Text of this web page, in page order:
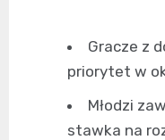
Gracze z
priorytet w
Młodzi
stawka na